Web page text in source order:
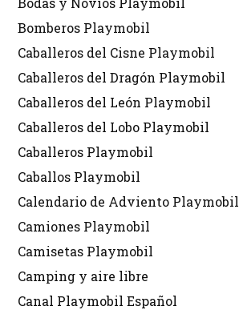
Bomberos Playmobil
Caballeros del Cisne Playmobil
Caballeros del Dragón Playmobil
Caballeros del León Playmobil
Caballeros del Lobo Playmobil
Caballeros Playmobil
Caballos Playmobil
Calendario de Adviento Playmobil
Camiones Playmobil
Camisetas Playmobil
Camping y aire libre
Canal Playmobil Español